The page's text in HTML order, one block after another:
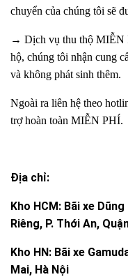
chuyển của chúng tôi sẽ
→ Dịch vụ thu thộ MIỄN
hộ, chúng tôi nhận cung
và không phát sinh thêm.
Ngoài ra liên hệ theo
trợ hoàn toàn MIỄN PHÍ.
Địa chỉ:
Kho HCM: Bãi xe
Riêng, P. Thới An,
Kho HN: Bãi xe
Mai, Hà Nội